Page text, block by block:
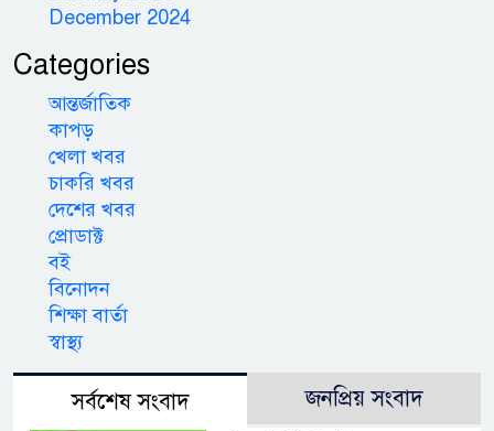
December 2024
Categories
আন্তর্জাতিক
কাপড়
খেলা খবর
চাকরি খবর
দেশের খবর
প্রোডাক্ট
বই
বিনোদন
শিক্ষা বার্তা
স্বাস্থ্য
সর্বশেষ সংবাদ জনপ্রিয় সংবাদ